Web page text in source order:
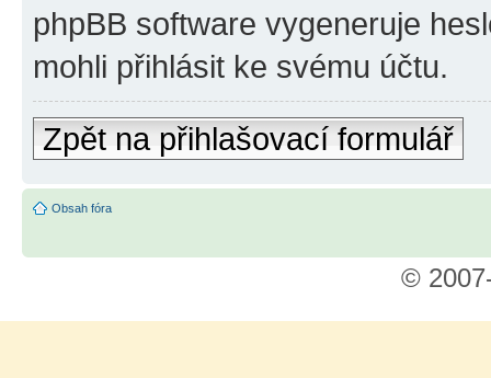
phpBB software vygeneruje
mohli přihlásit ke svému účtu.
Zpět na přihlašovací formulář
Obsah fóra
©